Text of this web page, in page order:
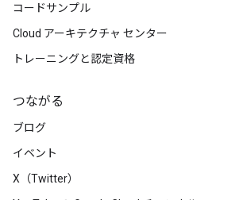
コードサンプル
Cloud アーキテクチャ センター
トレーニングと認定資格
つながる
ブログ
イベント
X（Twitter）